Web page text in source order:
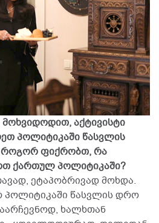
აქტივისტი
პოლიტიკაში წასვლის
როგორ ფიქრობთ, რა
ქართულ პოლიტიკაში?
ეტაპობრივად მოხდა.
პოლიტიკაში წასვლის დრო
ხალხთან